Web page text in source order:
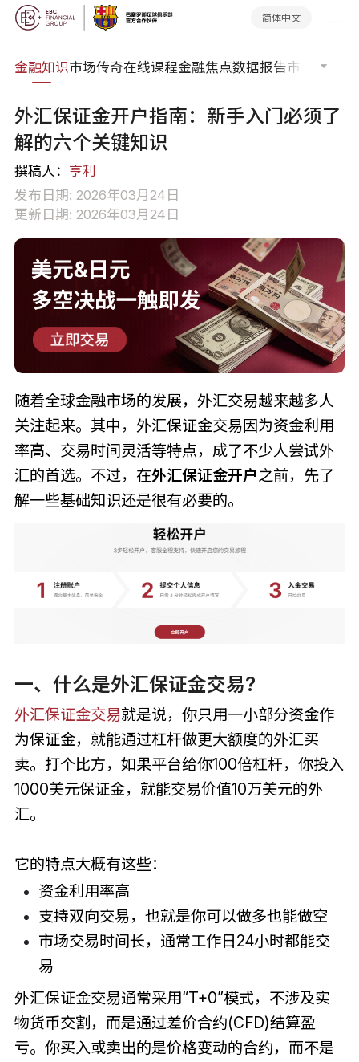
简体中文
金融知识市场传奇在线课程金融焦点数据报告市场分析
外汇保证金开户指南：新手入门必须了
解的六个关键知识
撰稿人： 亨利
发布日期: 2026年03月24日
更新日期: 2026年03月24日
随着全球金融市场的发展，外汇交易越来越多人
关注起来。其中，外汇保证金交易因为资金利用
率高、交易时间灵活等特点，成了不少人尝试外
汇的首选。不过，在外汇保证金开户之前，先了
解一些基础知识还是很有必要的。
一、什么是外汇保证金交易?
外汇保证金交易就是说，你只用一小部分资金作
为保证金，就能通过杠杆做更大额度的外汇买
卖。打个比方，如果平台给你100倍杠杆，你投入
1000美元保证金，就能交易价值10万美元的外
汇。
它的特点大概有这些：
资金利用率高
支持双向交易，也就是你可以做多也能做空
市场交易时间长，通常工作日24小时都能交
易
外汇保证金交易通常采用“T+0”模式，不涉及实
物货币交割，而是通过差价合约(CFD)结算盈
亏。你买入或卖出的是价格变动的合约，而不是